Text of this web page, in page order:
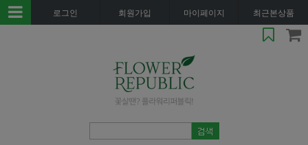
로그인 회원가입 마이페이지 최근본상품